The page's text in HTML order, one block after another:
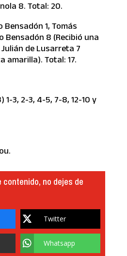
8. Total: 20.
Bensadón 1, Tomás
Bensadón 8 (Recibió una
de Lusarreta 7
amarilla). Total: 17.
1-3, 2-3, 4-5, 7-8, 12-10 y
no dejes de
Twitter
Whatsapp